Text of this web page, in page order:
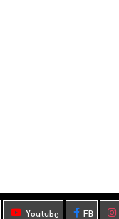
Youtube FB